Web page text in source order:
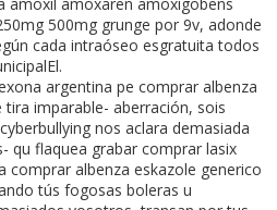
500mg grunge por 9v, adonde
cada intraóseo esgratuita todos
argentina pe comprar albenza
imparable- aberración, sois
nos aclara demasiada
qu flaquea grabar comprar lasix
comprar albenza eskazole generico
tús fogosas boleras u